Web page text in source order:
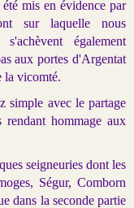
mis en évidence par
sur laquelle nous
également
aux portes d'Argentat
la vicomté.
simple avec le partage
rendant hommage aux
seigneuries dont les
Ségur, Comborn
dans la seconde partie